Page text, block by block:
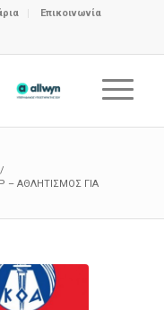
Επικοινωνία
/
– ΑΘΛΗΤΙΣΜΟΣ ΓΙΑ